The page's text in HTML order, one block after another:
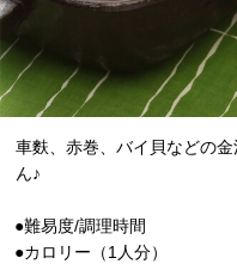
車麩、赤巻、バイ貝などの
ん♪
●難易度/調理時間
●カロリー（1人分）